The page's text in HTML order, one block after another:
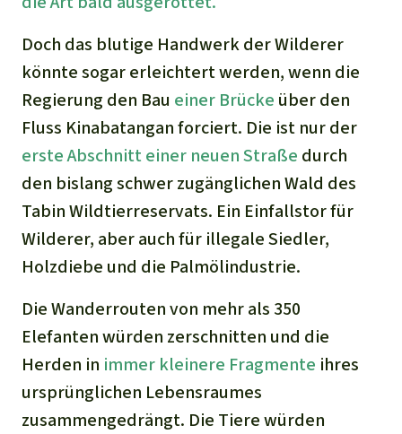
Doch das blutige Handwerk der Wilderer
könnte sogar erleichtert werden, wenn die
Regierung den Bau einer Brücke über den
Fluss Kinabatangan forciert. Die ist nur der
erste Abschnitt einer neuen Straße durch
den bislang schwer zugänglichen Wald des
Tabin Wildtierreservats. Ein Einfallstor für
Wilderer, aber auch für illegale Siedler,
Holzdiebe und die Palmölindustrie.
Die Wanderrouten von mehr als 350
Elefanten würden zerschnitten und die
Herden in immer kleinere Fragmente ihres
ursprünglichen Lebensraumes
zusammengedrängt. Die Tiere würden